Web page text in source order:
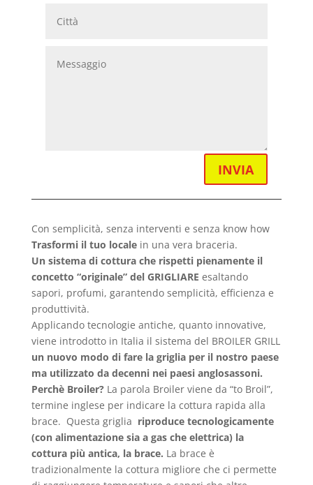
INVIA
Con semplicità, senza interventi e senza know how
Trasformi il tuo locale in una vera braceria.
Un sistema di cottura che rispetti pienamente il
concetto “originale” del GRIGLIARE esaltando
sapori, profumi, garantendo semplicità, efficienza e
produttività.
Applicando tecnologie antiche, quanto innovative,
viene introdotto in Italia il sistema del BROILER GRILL
un nuovo modo di fare la griglia per il nostro paese
ma utilizzato da decenni nei paesi anglosassoni.
Perchè Broiler? La parola Broiler viene da “to Broil”,
termine inglese per indicare la cottura rapida alla
brace. Questa griglia riproduce tecnologicamente
(con alimentazione sia a gas che elettrica) la
cottura più antica, la brace. La brace è
tradizionalmente la cottura migliore che ci permette